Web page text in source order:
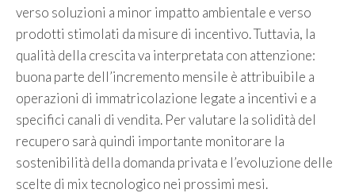
verso soluzioni a minor impatto ambientale e verso
prodotti stimolati da misure di incentivo. Tuttavia, la
qualità della crescita va interpretata con attenzione:
buona parte dell’incremento mensile è attribuibile a
operazioni di immatricolazione legate a incentivi e a
specifici canali di vendita. Per valutare la solidità del
recupero sarà quindi importante monitorare la
sostenibilità della domanda privata e l’evoluzione delle
scelte di mix tecnologico nei prossimi mesi.